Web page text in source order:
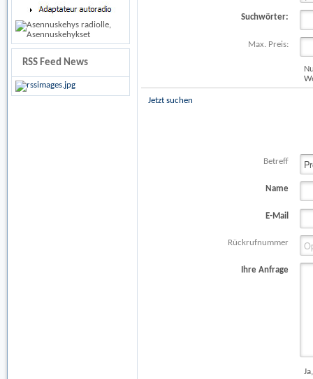
RSS Feed News
Suchwörter:
Max. Preis:
Jetzt suchen
Betreff
Name
E-Mail
Rückrufnummer
Ihre Anfrage